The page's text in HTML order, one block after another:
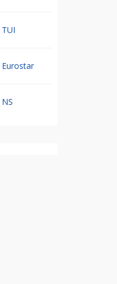
TUI
Eurostar
NS